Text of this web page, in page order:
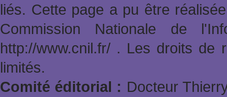
liés. Cette page a pu être
Commission Nationale de
http://www.cnil.fr/ . Les droits de
limités.
Comité éditorial : Docteur